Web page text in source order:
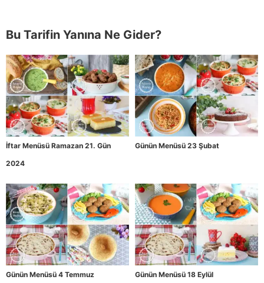
Bu Tarifin Yanına Ne Gider?
İftar Menüsü Ramazan 21. Gün
2024
Günün Menüsü 23 Şubat
Günün Menüsü 4 Temmuz Günün Menüsü 18 Eylül